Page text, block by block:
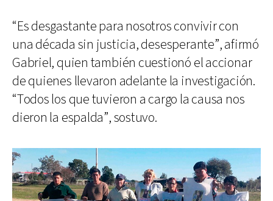
“Es desgastante para nosotros convivir con
una década sin justicia, desesperante”, afirmó
Gabriel, quien también cuestionó el accionar
de quienes llevaron adelante la investigación.
“Todos los que tuvieron a cargo la causa nos
dieron la espalda”, sostuvo.